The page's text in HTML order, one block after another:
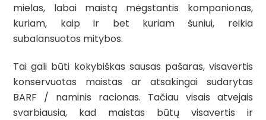
mielas, labai maistą mėgstantis kompanionas,
kuriam, kaip ir bet kuriam šuniui, reikia
subalansuotos mitybos.
Tai gali būti kokybiškas sausas pašaras, visavertis
konservuotas maistas ar atsakingai sudarytas
BARF / naminis racionas. Tačiau visais atvejais
svarbiausia, kad maistas būtų visavertis ir